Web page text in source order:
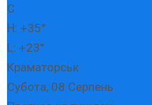
C
H: +35°
L: +23°
Краматорськ
Субота, 08 Серпень